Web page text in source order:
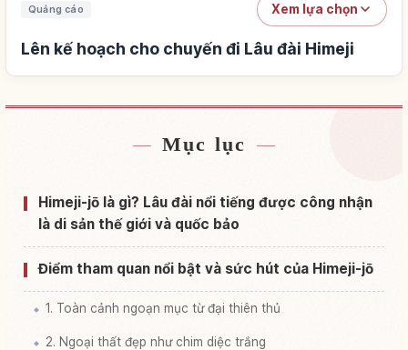
Quảng cáo Xem lựa chọn
Lên kế hoạch cho chuyến đi Lâu đài Himeji
Tìm chỗ ở gần Lâu đài Himeji
Tìm trải nghiệm tại Lâu đài Himeji↗
Mục lục
Himeji-jō là gì? Lâu đài nổi tiếng được công nhận
là di sản thế giới và quốc bảo
Điểm tham quan nổi bật và sức hút của Himeji-jō
1. Toàn cảnh ngoạn mục từ đại thiên thủ
2. Ngoại thất đẹp như chim diệc trắng